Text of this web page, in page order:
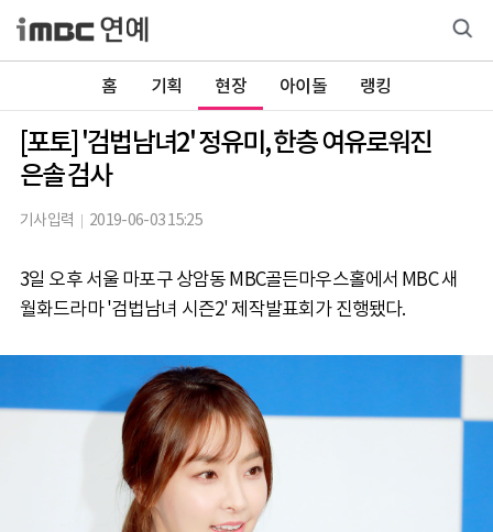
홈 기획 현장 아이돌 랭킹
[포토] '검법남녀2' 정유미, 한층 여유로워진
은솔 검사
기사입력 2019-06-03 15:25
3일 오후 서울 마포구 상암동 MBC골든마우스홀에서 MBC 새
월화드라마 '검법남녀 시즌2' 제작발표회가 진행됐다.